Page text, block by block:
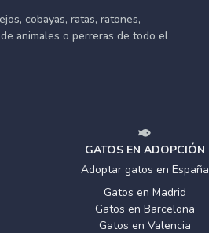
cobayas, ratas, ratones,
animales o perreras de todo el
GATOS EN ADOPCIÓN
Adoptar gatos en España
Gatos en Madrid
Gatos en Barcelona
Gatos en Valencia